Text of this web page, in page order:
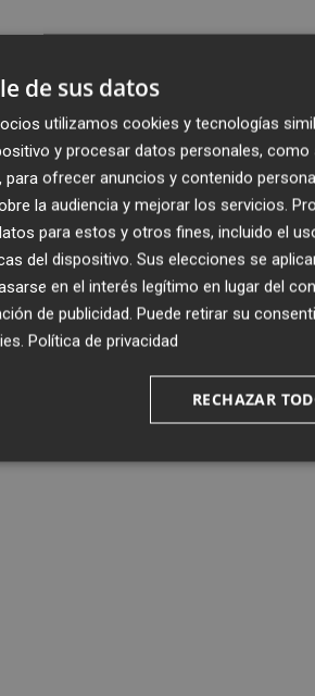
de sus datos
utilizamos cookies y tecnologías
y procesar datos personales, como
para ofrecer anuncios y contenido
la audiencia y mejorar los servicios.
para estos y otros fines, incluido el
del dispositivo. Sus elecciones se
en el interés legítimo en lugar del
de publicidad. Puede retirar su
. Política de privacidad
RECHAZAR